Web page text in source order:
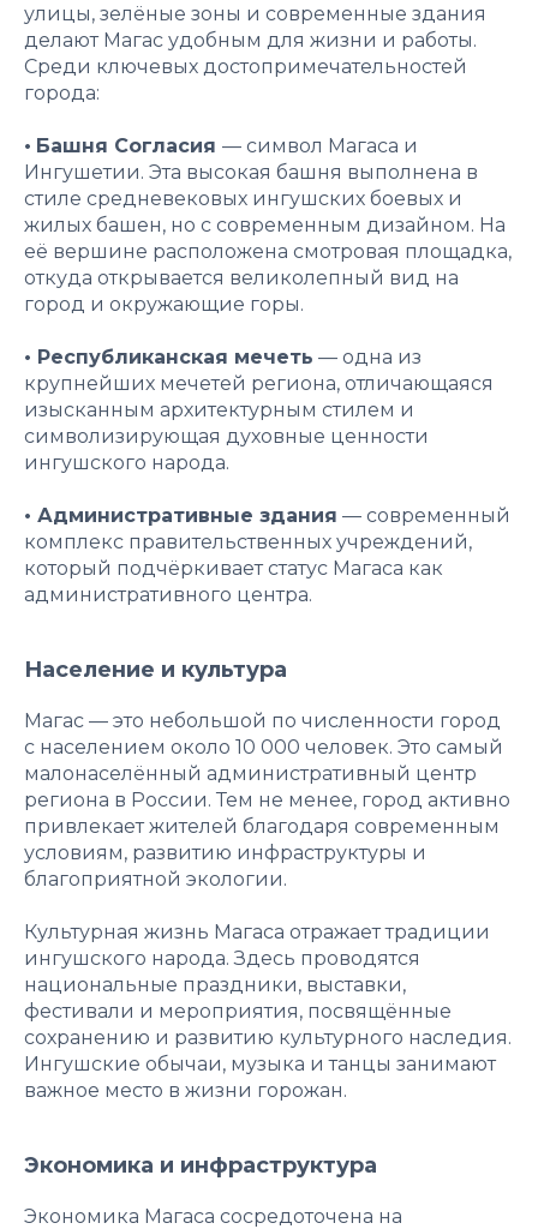
улицы, зелёные зоны и современные здания
делают Магас удобным для жизни и работы.
Среди ключевых достопримечательностей
города:
• Башня Согласия — символ Магаса и
Ингушетии. Эта высокая башня выполнена в
стиле средневековых ингушских боевых и
жилых башен, но с современным дизайном. На
её вершине расположена смотровая площадка,
откуда открывается великолепный вид на
город и окружающие горы.
• Республиканская мечеть — одна из
крупнейших мечетей региона, отличающаяся
изысканным архитектурным стилем и
символизирующая духовные ценности
ингушского народа.
• Административные здания — современный
комплекс правительственных учреждений,
который подчёркивает статус Магаса как
административного центра.
Население и культура
Магас — это небольшой по численности город
с населением около 10 000 человек. Это самый
малонаселённый административный центр
региона в России. Тем не менее, город активно
привлекает жителей благодаря современным
условиям, развитию инфраструктуры и
благоприятной экологии.
Культурная жизнь Магаса отражает традиции
ингушского народа. Здесь проводятся
национальные праздники, выставки,
фестивали и мероприятия, посвящённые
сохранению и развитию культурного наследия.
Ингушские обычаи, музыка и танцы занимают
важное место в жизни горожан.
Экономика и инфраструктура
Экономика Магаса сосредоточена на